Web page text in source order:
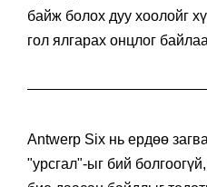
байж болох дуу хоолойг
гол ялгарах онцлог
Antwerp Six нь ердөө
"урсгал"-ыг бий